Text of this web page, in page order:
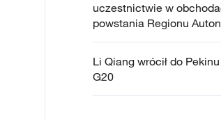
uczestnictwie w
powstania Regionu
Xizang
Li Qiang wrócił do
G20